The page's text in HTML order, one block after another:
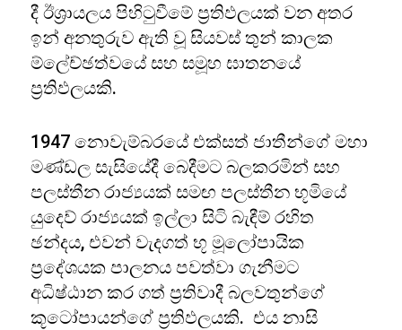
දී ඊශ්‍රායලය පිහිටුවීමේ ප්‍රතිඵලයක් වන අතර
ඉන් අනතුරුව ඇති වූ සියවස් තුන් කාලක
ම්ලේච්ඡත්වයේ සහ සමූහ ඝාතනයේ
ප්‍රතිඵලයකි.
1947 නොවැම්බරයේ එක්සත් ජාතීන්ගේ මහා
මණ්ඩල සැසියේදී බෙදීමට බලකරමින් සහ
පලස්තීන රාජ්‍යයක් සමඟ පලස්තීන භූමියේ
යුදෙව් රාජ්‍යයක් ඉල්ලා සිටි බැඳීම් රහිත
ඡන්දය, එවන් වැදගත් භූ මූලෝපායික
ප්‍රදේශයක පාලනය පවත්වා ගැනීමට
අධිෂ්ඨාන කර ගත් ප්‍රතිවාදී බලවතුන්ගේ
කූටෝපායන්ගේ ප්‍රතිඵලයකි. එය නාසි